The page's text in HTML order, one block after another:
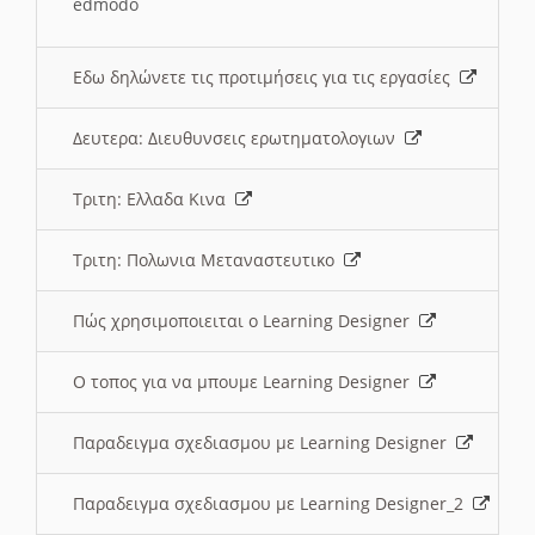
Εδω δηλώνετε τις προτιμήσεις για τις εργασίες
Δευτερα: Διευθυνσεις ερωτηματολογιων
Τριτη: Ελλαδα Κινα
Τριτη: Πολωνια Μεταναστευτικο
Πώς χρησιμοποιειται ο Learning Designer
O τοπος για να μπουμε Learning Designer
Παραδειγμα σχεδιασμου με Learning Designer
Παραδειγμα σχεδιασμου με Learning Designer_2